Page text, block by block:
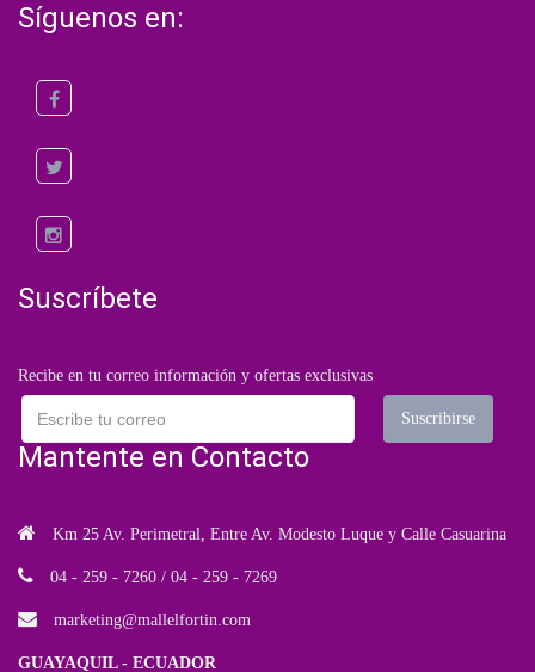
Síguenos en:
Suscríbete
Recibe en tu correo información y ofertas exclusivas
Mantente en Contacto
Km 25 Av. Perimetral, Entre Av. Modesto Luque y Calle Casuarina
04 - 259 - 7260 / 04 - 259 - 7269
marketing@mallelfortin.com
GUAYAQUIL - ECUADOR